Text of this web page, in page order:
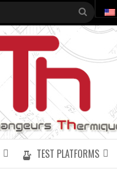
Search
for
TEST PLATFORMS